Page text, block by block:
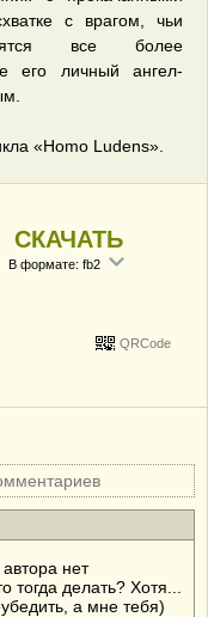
с врагом, чьи
все более
его личный ангел-
«Homo Ludens».
СКАЧАТЬ
В формате: fb2
QRCode
нет
тогда делать? Хотя...
а мне тебя)